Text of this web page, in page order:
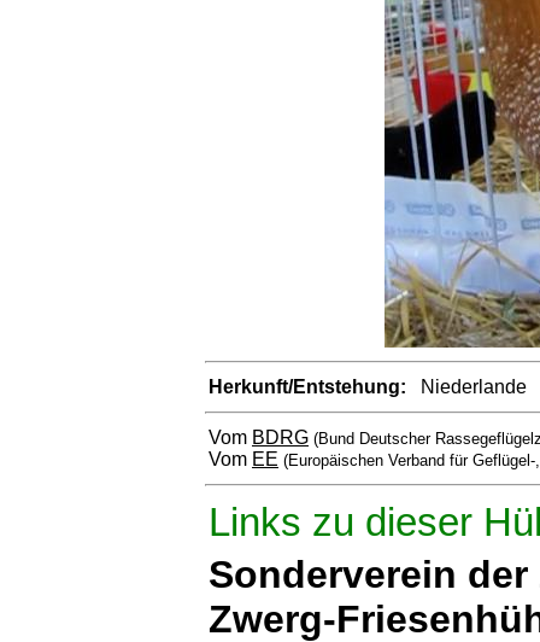
Herkunft/Entstehung: Niederlande
Vom BDRG (Bund Deutscher
Vom EE (Europäischen Verband für
Links zu dieser
Sonderverein
Zwerg-